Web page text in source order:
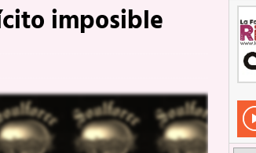
saludan
ENTREVISTAS
un mito
REPORTAJES
Fuengirola
FOTOS
en Fuengirola.
REPORTAJES
Vol. 2 PUBLICACIONES
imposible